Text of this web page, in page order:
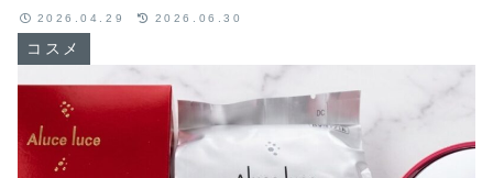
コスメ
2026.04.29 2026.06.30